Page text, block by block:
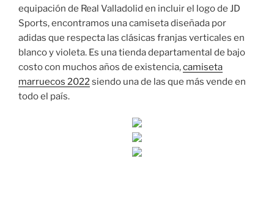
equipación de Real Valladolid en incluir el logo de JD
Sports, encontramos una camiseta diseñada por
adidas que respecta las clásicas franjas verticales en
blanco y violeta. Es una tienda departamental de bajo
costo con muchos años de existencia,camiseta
marruecos 2022 siendo una de las que más vende en
todo el país.